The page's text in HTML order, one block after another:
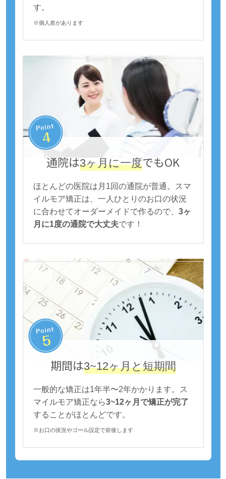
す。
※個人差があります
通院は3ヶ月に一度でもOK
ほとんどの医院は月1回の通院が普通。スマ
イルモア矯正は、一人ひとりのお口の状況
に合わせてオーダーメイドで作るので、 3ヶ
月に1度の通院で大丈夫です！
期間は3~12ヶ月と短期間
一般的な矯正は1年半〜2年かかります。ス
マイルモア矯正なら3~12ヶ月で矯正が完了
することがほとんどです。
※お口の状況やゴール設定で前後します